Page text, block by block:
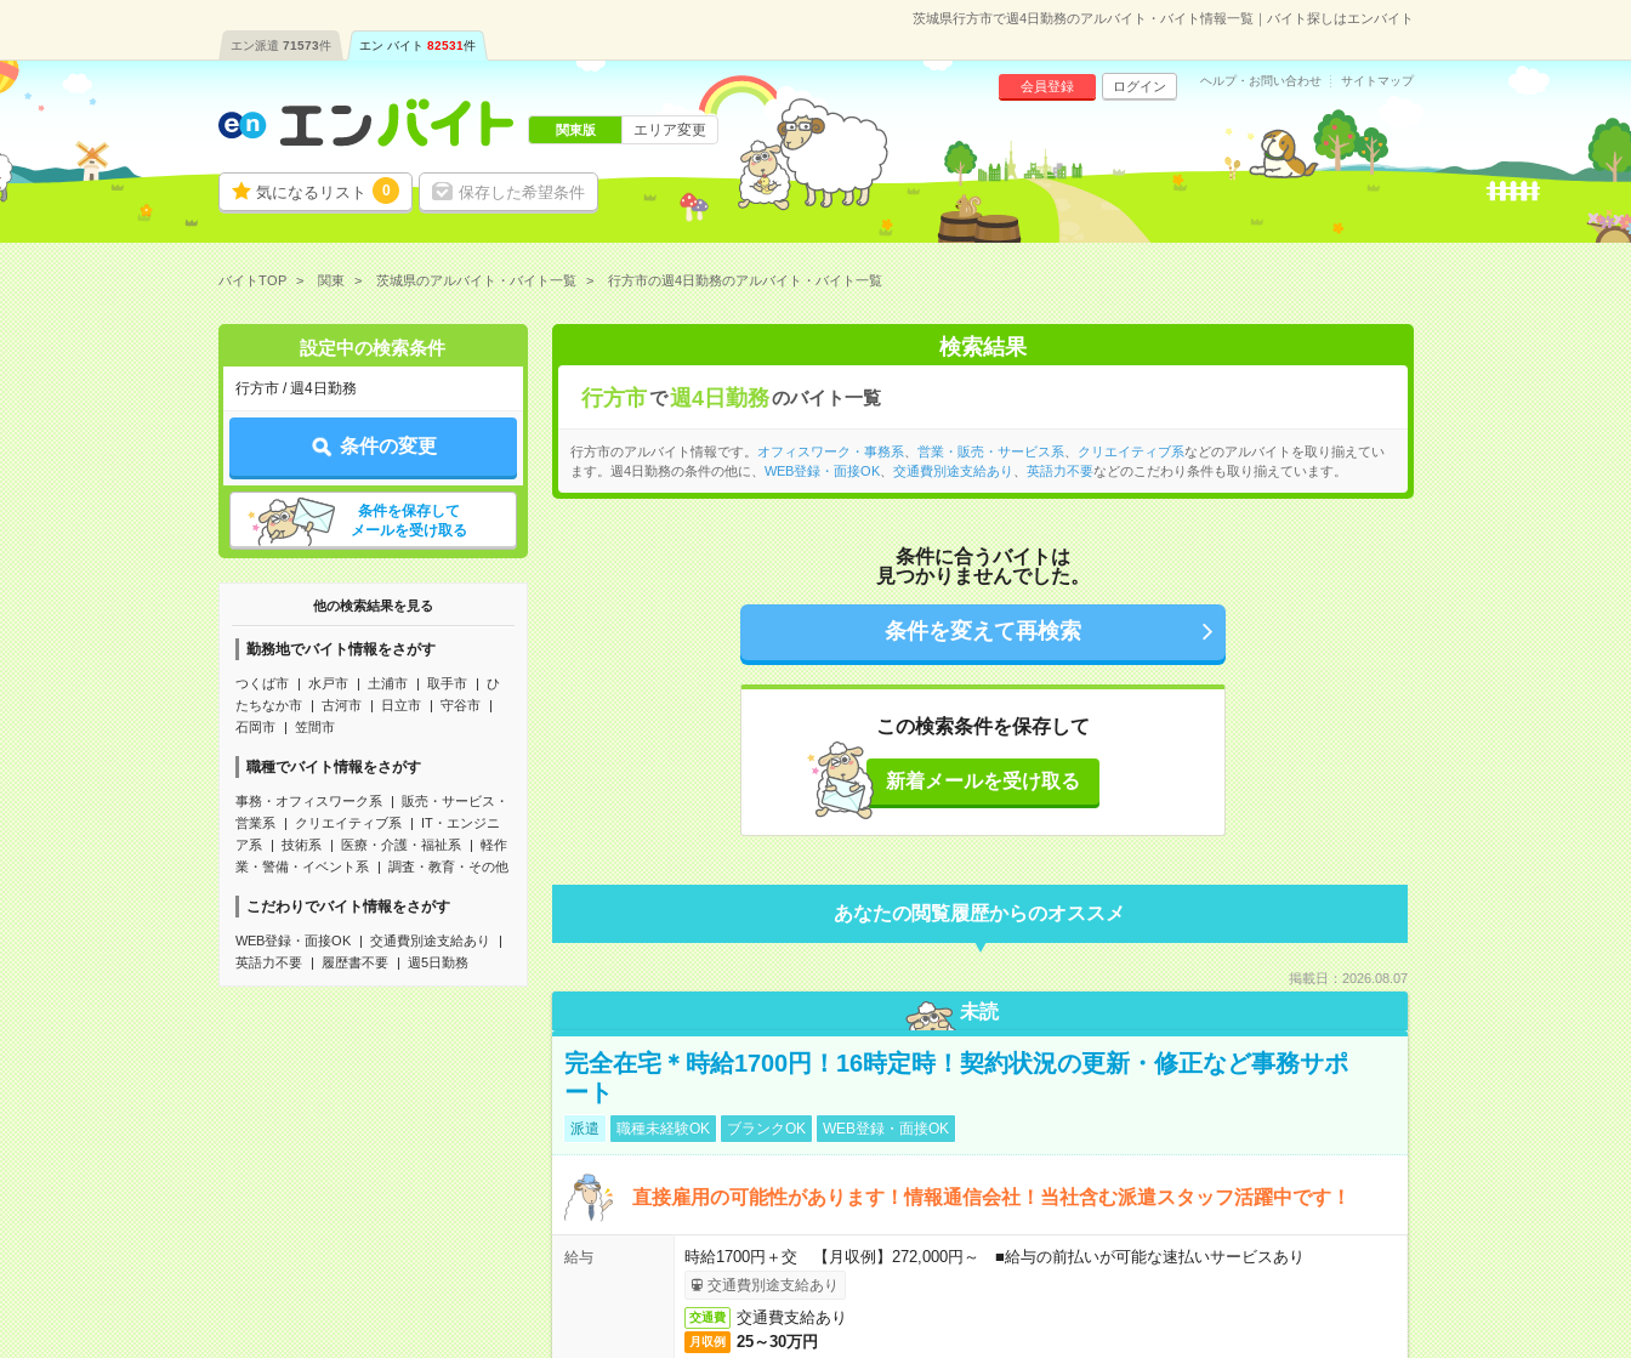
茨城県行方市で週4日勤務のアルバイト・バイト情報一覧｜バイト探しはエンバイト
エン派遣 71573件 エン バイト 82531件
気になるリスト 0 保存した希望条件
会員登録 ログイン ヘルプ・お問い合わせ サイトマップ
関東版 エリア変更
バイトTOP 関東 茨城県のアルバイト・バイト一覧 行方市の週4日勤務のアルバイト・バイト一覧
設定中の検索条件
行方市 / 週4日勤務
条件の変更
条件を保存して
メールを受け取る
他の検索結果を見る
勤務地でバイト情報をさがす
つくば市 水戸市 土浦市 取手市
ひ
たちなか市
古河市 日立市
守谷市
石岡市
笠間市
職種でバイト情報をさがす
事務・オフィスワーク系
販売・サービス・
営業系
クリエイティブ系
IT・エンジニ
ア系
技術系 医療・介護・福祉系
軽作
業・警備・イベント系
調査・教育・その他
こだわりでバイト情報をさがす
WEB登録・面接OK
交通費別途支給あり
英語力不要
履歴書不要 週5日勤務
検索結果
行方市で週4日勤務のバイト一覧
行方市のアルバイト情報です。 オフィスワーク・事務系 営業・販売・サービス系 クリエイティブ系などのアルバイトを取り揃えてい
ます。週4日勤務の条件の他に、 WEB登録・面接OK、 交通費別途支給あり 英語力不要などのこだわり条件も取り揃えています。
条件に合うバイトは
見つかりませんでした。
条件を変えて再検索
この検索条件を保存して
新着メールを受け取る
あなたの閲覧履歴からのオススメ
掲載日：2026.08.07
未読
完全在宅＊時給1700円！16時定時！契約状況の更新・修正など事務サポ
ート
派遣 職種未経験OK ブランクOK WEB登録・面接OK
直接雇用の可能性があります！情報通信会社！当社含む派遣スタッフ活躍中です！
給与 時給1700円＋交 【月収例】272,000円～ ■給与の前払いが可能な速払いサービスあり
交通費別途支給あり
交通費 交通費支給あり
月収例 25～30万円